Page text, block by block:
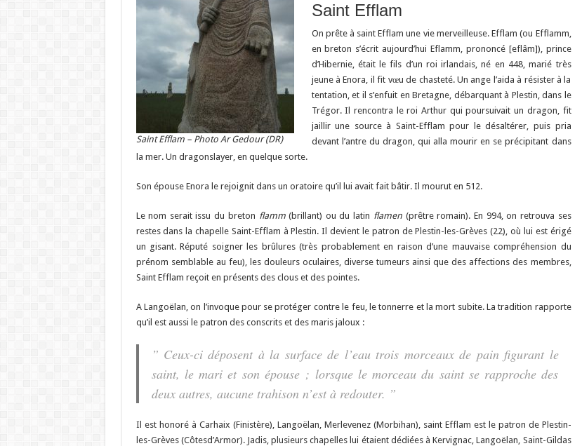
Saint Efflam – Photo Ar Gedour (DR)
Saint Efflam
On prête à saint Efflam une vie merveilleuse. Efflam (ou Efflamm,
en breton s’écrit aujourd’hui Eflamm, prononcé [eflâm]), prince
d’Hibernie, était le fils d’un roi irlandais, né en 448, marié très
jeune à Enora, il fit vœu de chasteté. Un ange l’aida à résister à la
tentation, et il s’enfuit en Bretagne, débarquant à Plestin, dans le
Trégor. Il rencontra le roi Arthur qui poursuivait un dragon, fit
jaillir une source à Saint-Efflam pour le désaltérer, puis pria
devant l’antre du dragon, qui alla mourir en se précipitant dans
la mer. Un dragonslayer, en quelque sorte.
Son épouse Enora le rejoignit dans un oratoire qu’il lui avait fait bâtir. Il mourut en 512.
Le nom serait issu du breton flamm(brillant) ou du latin flamen(prêtre romain). En 994, on retrouva ses
restes dans la chapelle Saint-Efflam à Plestin. Il devient le patron de Plestin-les-Grèves (22), où lui est érigé
un gisant. Réputé soigner les brûlures (très probablement en raison d’une mauvaise compréhension du
prénom semblable au feu), les douleurs oculaires, diverse tumeurs ainsi que des affections des membres,
Saint Efflam reçoit en présents des clous et des pointes.
A Langoëlan, on l’invoque pour se protéger contre le feu, le tonnerre et la mort subite. La tradition rapporte
qu’il est aussi le patron des conscrits et des maris jaloux :
” Ceux-ci déposent à la surface de l’eau trois morceaux de pain figurant le
saint, le mari et son épouse ; lorsque le morceau du saint se rapproche des
deux autres, aucune trahison n’est à redouter. ”
Il est honoré à Carhaix (Finistère), Langoëlan, Merlevenez (Morbihan), saint Efflam est le patron de Plestin-
les-Grèves (Côtesd’Armor). Jadis, plusieurs chapelles lui étaient dédiées à Kervignac, Langoëlan, Saint-Gildas